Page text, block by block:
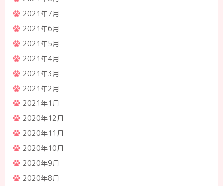
2021年7月
2021年6月
2021年5月
2021年4月
2021年3月
2021年2月
2021年1月
2020年12月
2020年11月
2020年10月
2020年9月
2020年8月